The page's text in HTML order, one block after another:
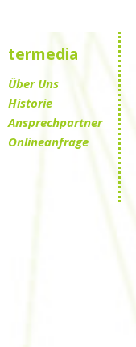
termedia
Über Uns
Historie
Ansprechpartner
Onlineanfrage